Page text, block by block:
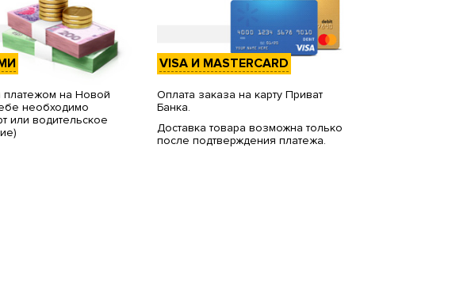
на Новой
необходимо
или водительское
VISA И MASTERCARD
Оплата заказа на карту Приват
Банка.
Доставка товара возможна только
после подтверждения платежа.